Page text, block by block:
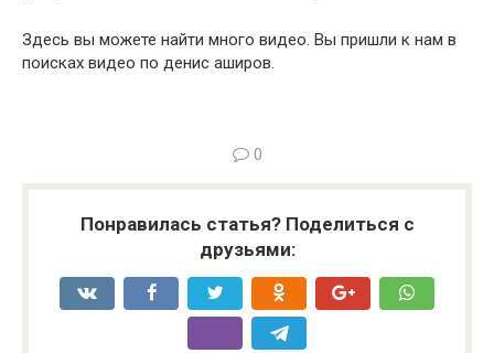
Здесь вы можете найти много видео. Вы пришли к нам в
поисках видео по денис аширов.
0
Понравилась статья? Поделиться с
друзьями: